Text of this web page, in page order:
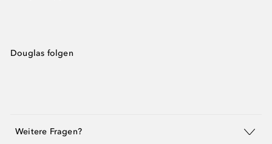
Douglas folgen
Weitere Fragen?